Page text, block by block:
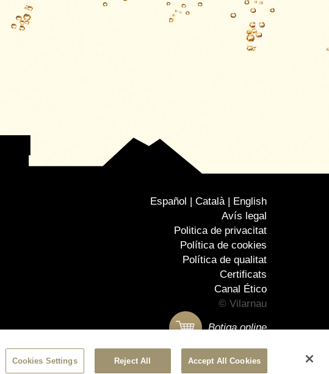
Español Català
English
Avís legal
Politica de privacitat
Política de cookies
Política de qualitat
Certificats
Canal Ético
© Vilarnau
Botiga online
Cookies Settings Reject All Accept All Cookies